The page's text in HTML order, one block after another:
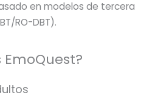
en modelos de tercera
RO-DBT).